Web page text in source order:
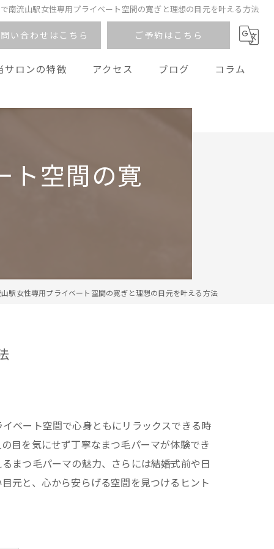
南流山駅女性専用プライベート空間の寛ぎと理想の目元を叶える方法
い合わせはこちら ご予約はこちら
サロンの特徴
イブロウ
ッシュリフト
アクセス ブログ コラム
ト空間の寛
駅女性専用プライベート空間の寛ぎと理想の目元を叶える方法
ベート空間で心身ともにリラックスできる時
目を気にせず丁寧なまつ毛パーマが体験でき
まつ毛パーマの魅力、さらには結婚式前や日
元と、心から安らげる空間を見つけるヒント